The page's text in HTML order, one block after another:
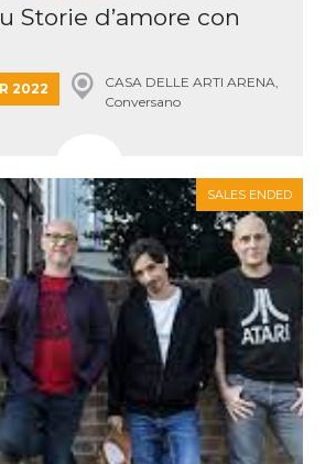
Storie d’amore con
2022
CASA DELLE ARTI ARENA,
Conversano
SALES ENDED